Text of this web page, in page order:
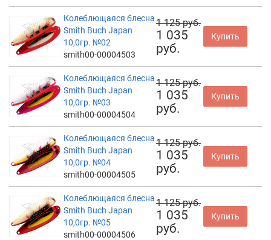
Колеблющаяся блесна
Smith Buch Japan
10,0гр. №02
smith00-00004503
1 125 руб.
1 035
руб.
Купить
Колеблющаяся блесна
Smith Buch Japan
10,0гр. №03
smith00-00004504
1 125 руб.
1 035
руб.
Купить
Колеблющаяся блесна
Smith Buch Japan
10,0гр. №04
smith00-00004505
1 125 руб.
1 035
руб.
Купить
Колеблющаяся блесна
Smith Buch Japan
10,0гр. №05
smith00-00004506
1 125 руб.
1 035
руб.
Купить